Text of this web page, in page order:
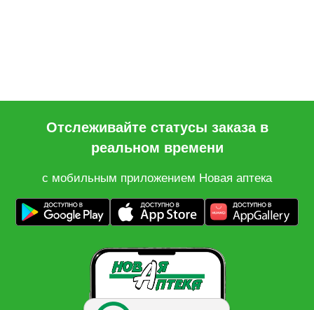
Отслеживайте статусы заказа в
реальном времени
с мобильным приложением Новая аптека